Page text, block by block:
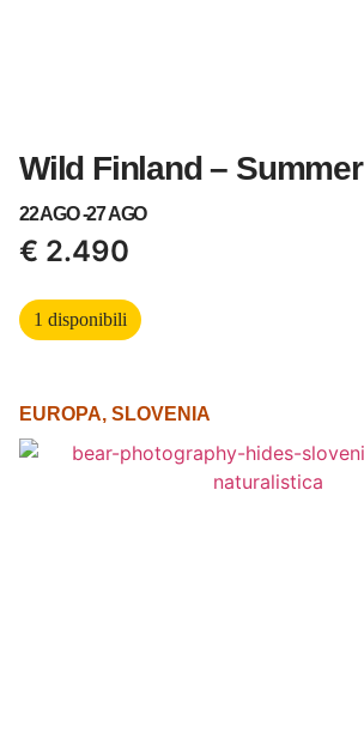
Wild Finland – Summer
22 AGO -27 AGO
€ 2.490
1 disponibili
EUROPA, SLOVENIA